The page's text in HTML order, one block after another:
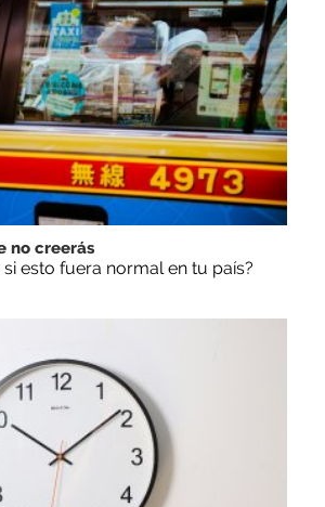
no creerás
si esto fuera normal en tu país?